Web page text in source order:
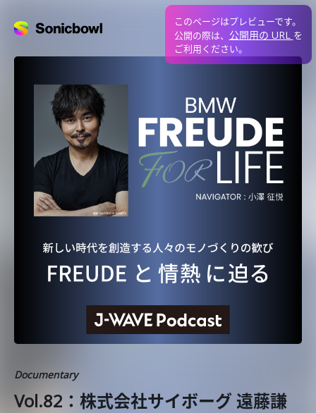
このページはプレビューです。
公開の際は、 公開用の URL を
ご利用ください。
Documentary
Vol.82：株式会社サイボーグ 遠藤謙